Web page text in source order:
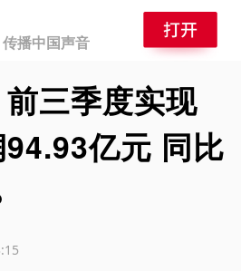
播中国声音
三季度实现
亿元 同比